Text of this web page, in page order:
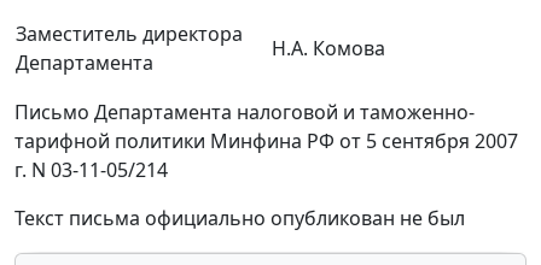
Заместитель директора
Департамента
Н.А. Комова
Письмо Департамента налоговой и таможенно-
тарифной политики Минфина РФ от 5 сентября 2007
г. N 03-11-05/214
Текст письма официально опубликован не был